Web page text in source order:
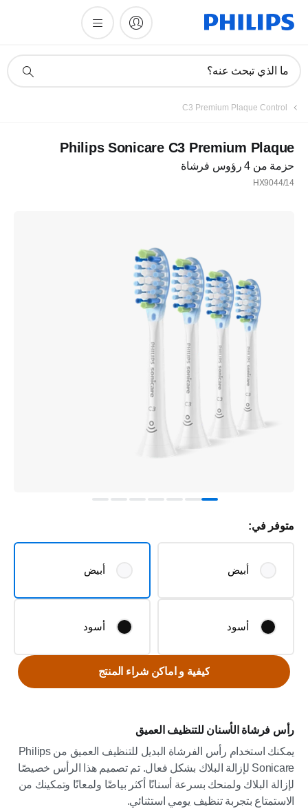
دعم
ما الذي تبحث عنه؟
C3 Premium Plaque Control
Philips Sonicare C3 Premium Plaque
حزمة من 4 رؤوس فرشاة
HX9044/14
رأس فرشاة الأسنان للتنظيف العميق
يمكنك استخدام رأس الفرشاة البديل للتنظيف العميق من Philips
Sonicare لإزالة البلاك بشكل فعال. تم تصميم هذا الرأس خصيصًا
لإزالة البلاك ولمنحك بسرعة أسنانًا أكثر بياضًا ولمعانًا وتمكينك من
الاستمتاع بتجربة تنظيف يومي استثنائي.
متوفر في:
أبيض أبيض
أسود أسود
كيفية و اماكن شراء المنتج